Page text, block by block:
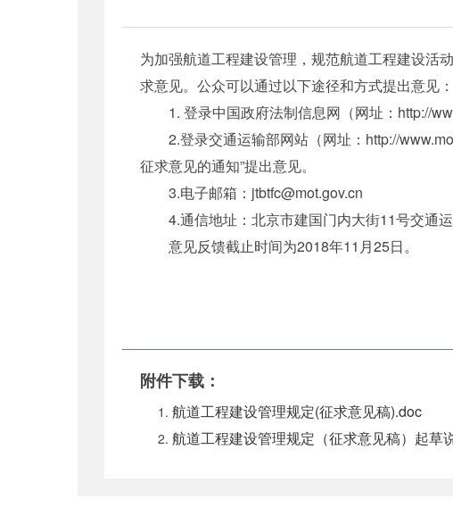
为加强航道工程建设管理，规范航道工程建设活
求意见。公众可以通过以下途径和方式提出意见：
1. 登录中国政府法制信息网（网址：http://
2.登录交通运输部网站（网址：http://
征求意见的通知”提出意见。
3.电子邮箱：jtbtfc@mot.gov.cn
4.通信地址：北京市建国门内大街11号交通运
意见反馈截止时间为2018年11月25日。
附件下载：
航道工程建设管理规定(征求意见稿).doc
航道工程建设管理规定（征求意见稿）起草